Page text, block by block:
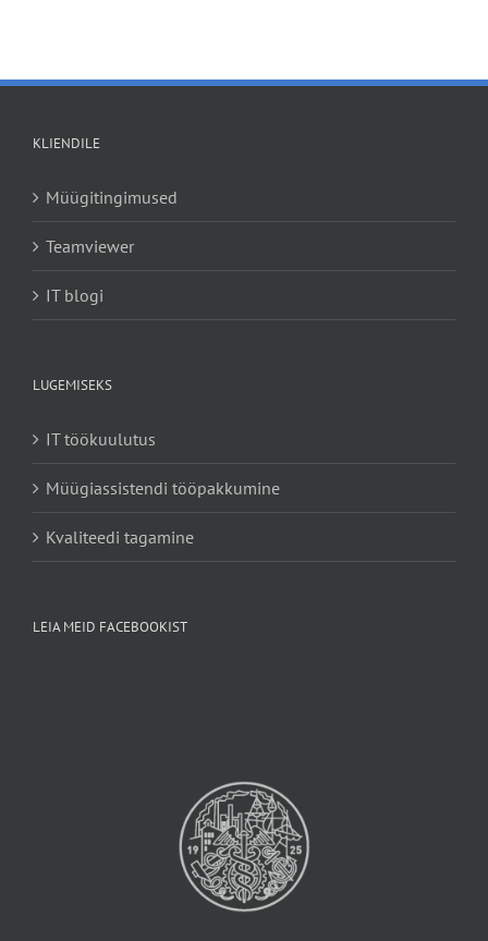
KLIENDILE
Müügitingimused
Teamviewer
IT blogi
LUGEMISEKS
IT töökuulutus
Müügiassistendi tööpakkumine
Kvaliteedi tagamine
LEIA MEID FACEBOOKIST